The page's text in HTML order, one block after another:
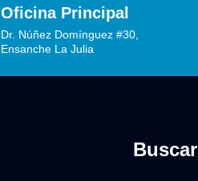
Oficina Principal
Dr. Núñez Domínguez #30,
Ensanche La Julia
Buscar